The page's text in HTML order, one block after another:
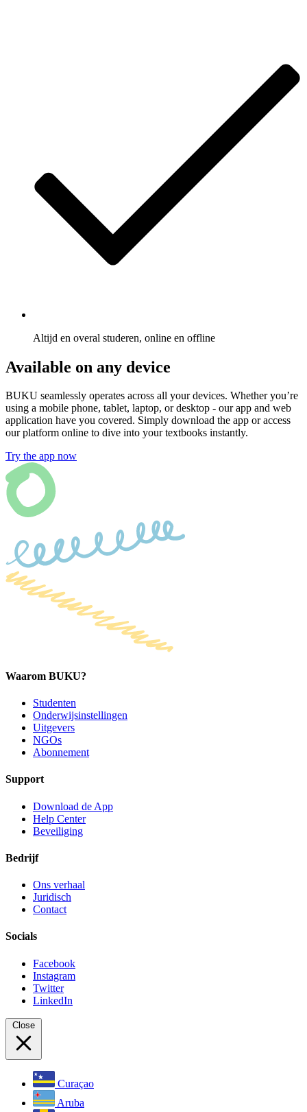
Altijd en overal studeren, online en offline
Available on any device
BUKU seamlessly operates across all your devices. Whether you’re
using a mobile phone, tablet, laptop, or desktop - our app and web
application have you covered. Simply download the app or access
our platform online to dive into your textbooks instantly.
Try the app now
Waarom BUKU?
Studenten
Onderwijsinstellingen
Uitgevers
NGOs
Abonnement
Support
Download de App
Help Center
Beveiliging
Bedrijf
Ons verhaal
Juridisch
Contact
Socials
Facebook
Instagram
Twitter
LinkedIn
Close
Curaçao
Aruba